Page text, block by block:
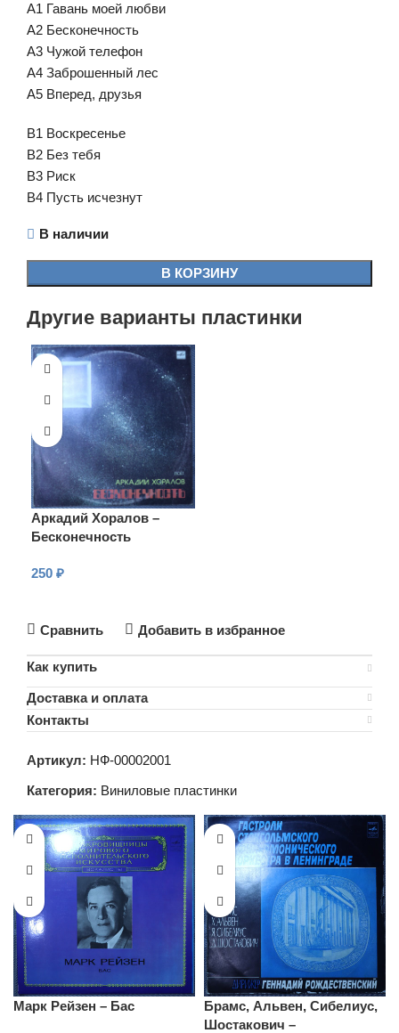
A1 Гавань моей любви
A2 Бесконечность
A3 Чужой телефон
A4 Заброшенный лес
A5 Вперед, друзья
B1 Воскресенье
B2 Без тебя
B3 Риск
B4 Пусть исчезнут
В наличии
В КОРЗИНУ
Другие варианты пластинки
Аркадий Хоралов –
Бесконечность
250 ₽
Сравнить Добавить в избранное
Как купить
Доставка и оплата
Контакты
Артикул: НФ-00002001
Категория: Виниловые пластинки
Марк Рейзен – Бас
Брамс, Альвен, Сибелиус,
Шостакович –